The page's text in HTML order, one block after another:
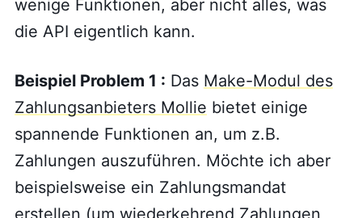
wenige Funktionen, aber nicht alles, was
die API eigentlich kann.
Beispiel Problem 1 : Das Make-Modul des
Zahlungsanbieters Mollie bietet einige
spannende Funktionen an, um z.B.
Zahlungen auszuführen. Möchte ich aber
beispielsweise ein Zahlungsmandat
erstellen (um wiederkehrend Zahlungen